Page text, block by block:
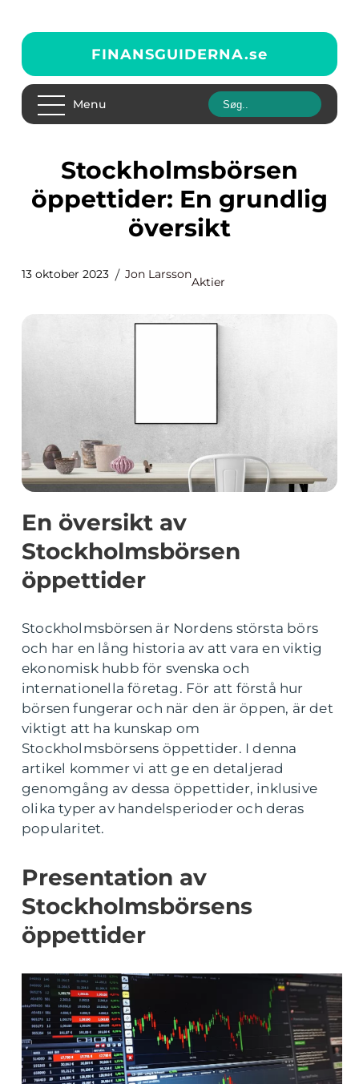
FINANSGUIDERNA.se
Menu
Stockholmsbörsen
öppettider: En grundlig
översikt
13 oktober 2023 Jon Larsson
Aktier
En översikt av
Stockholmsbörsen
öppettider
Stockholmsbörsen är Nordens största börs
och har en lång historia av att vara en viktig
ekonomisk hubb för svenska och
internationella företag. För att förstå hur
börsen fungerar och när den är öppen, är det
viktigt att ha kunskap om
Stockholmsbörsens öppettider. I denna
artikel kommer vi att ge en detaljerad
genomgång av dessa öppettider, inklusive
olika typer av handelsperioder och deras
popularitet.
Presentation av
Stockholmsbörsens
öppettider